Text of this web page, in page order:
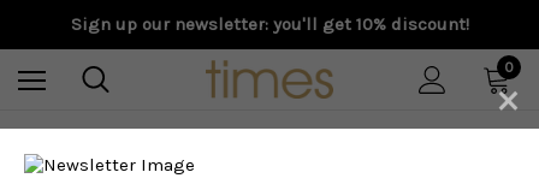
Sign up our newsletter: you'll get 10% discount!
0
RRD - Top Surflex Tank black
×